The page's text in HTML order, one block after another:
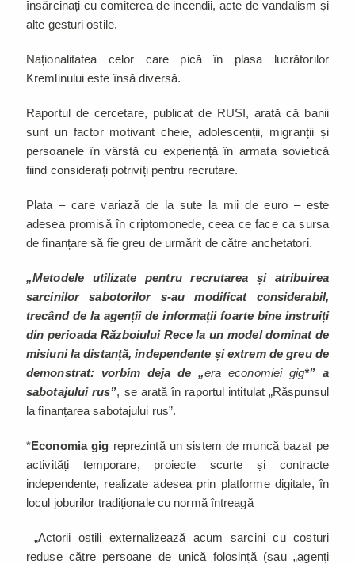
însărcinați cu comiterea de incendii, acte de vandalism și
alte gesturi ostile.
Naționalitatea celor care pică în plasa lucrătorilor
Kremlinului este însă diversă.
Raportul de cercetare, publicat de RUSI, arată că banii
sunt un factor motivant cheie, adolescenții, migranții și
persoanele în vârstă cu experiență în armata sovietică
fiind considerați potriviți pentru recrutare.
Plata – care variază de la sute la mii de euro – este
adesea promisă în criptomonede, ceea ce face ca sursa
de finanțare să fie greu de urmărit de către anchetatori.
„Metodele utilizate pentru recrutarea și atribuirea
sarcinilor sabotorilor s-au modificat considerabil,
trecând de la agenții de informații foarte bine instruiți
din perioada Războiului Rece la un model dominat de
misiuni la distanță, independente și extrem de greu de
demonstrat: vorbim deja de „era economiei gig*” a
sabotajului rus”, se arată în raportul intitulat „Răspunsul
la finanțarea sabotajului rus”.
*Economia gig reprezintă un sistem de muncă bazat pe
activități temporare, proiecte scurte și contracte
independente, realizate adesea prin platforme digitale, în
locul joburilor tradiționale cu normă întreagă
„Actorii ostili externalizează acum sarcini cu costuri
reduse către persoane de unică folosință (sau „agenți